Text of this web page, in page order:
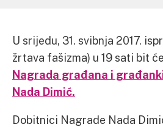
U srijedu, 31. svibnja 2017.
žrtava fašizma) u 19 sati bit
Nagrada građana i
Nada Dimić.
Dobitnici Nagrade Nada